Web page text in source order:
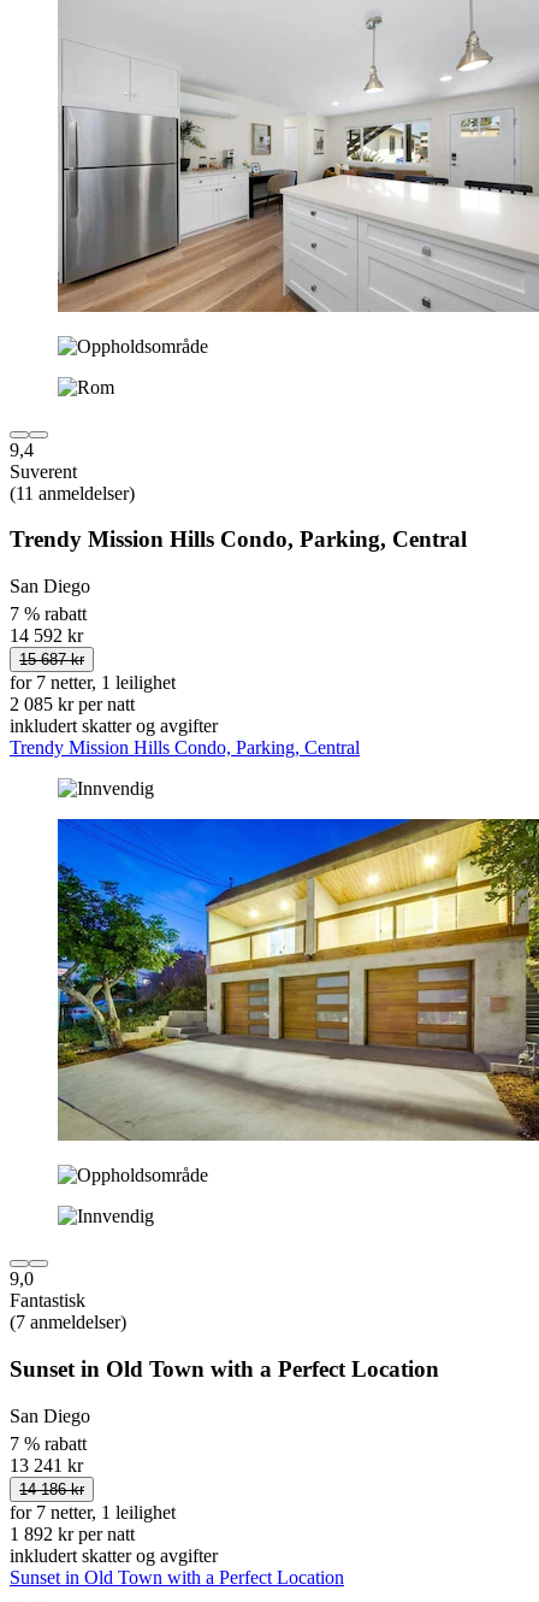
9,4
Suverent
(11 anmeldelser)
Trendy Mission Hills Condo, Parking, Central
San Diego
7 % rabatt
14 592 kr
15 687 kr
for 7 netter, 1 leilighet
2 085 kr per natt
inkludert skatter og avgifter
Trendy Mission Hills Condo, Parking, Central
9,0
Fantastisk
(7 anmeldelser)
Sunset in Old Town with a Perfect Location
San Diego
7 % rabatt
13 241 kr
14 186 kr
for 7 netter, 1 leilighet
1 892 kr per natt
inkludert skatter og avgifter
Sunset in Old Town with a Perfect Location